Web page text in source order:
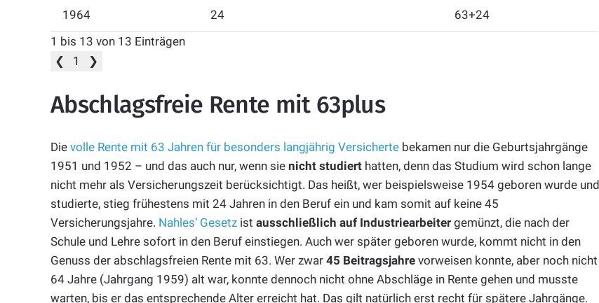
1964 24
63+24
1 bis 13 von 13 Einträgen
❮
1 ❯
Abschlagsfreie Rente mit 63plus
Die volle Rente mit 63 Jahren für besonders langjährig Versicherte bekamen nur die Geburtsjahrgänge
1951 und 1952 – und das auch nur, wenn sie nicht studiert hatten, denn das Studium wird schon lange
nicht mehr als Versicherungszeit berücksichtigt. Das heißt, wer beispielsweise 1954 geboren wurde und
studierte, stieg frühestens mit 24 Jahren in den Beruf ein und kam somit auf keine 45
Versicherungsjahre. Nahles‘ Gesetz ist ausschließlich auf Industriearbeiter gemünzt, die nach der
Schule und Lehre sofort in den Beruf einstiegen. Auch wer später geboren wurde, kommt nicht in den
Genuss der abschlagsfreien Rente mit 63. Wer zwar 45 Beitragsjahre vorweisen konnte, aber noch nicht
64 Jahre (Jahrgang 1959) alt war, konnte dennoch nicht ohne Abschläge in Rente gehen und musste
warten, bis er das entsprechende Alter erreicht hat. Das gilt natürlich erst recht für spätere Jahrgänge.